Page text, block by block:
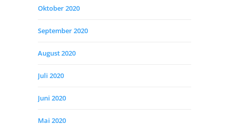
Oktober 2020
September 2020
August 2020
Juli 2020
Juni 2020
Mai 2020